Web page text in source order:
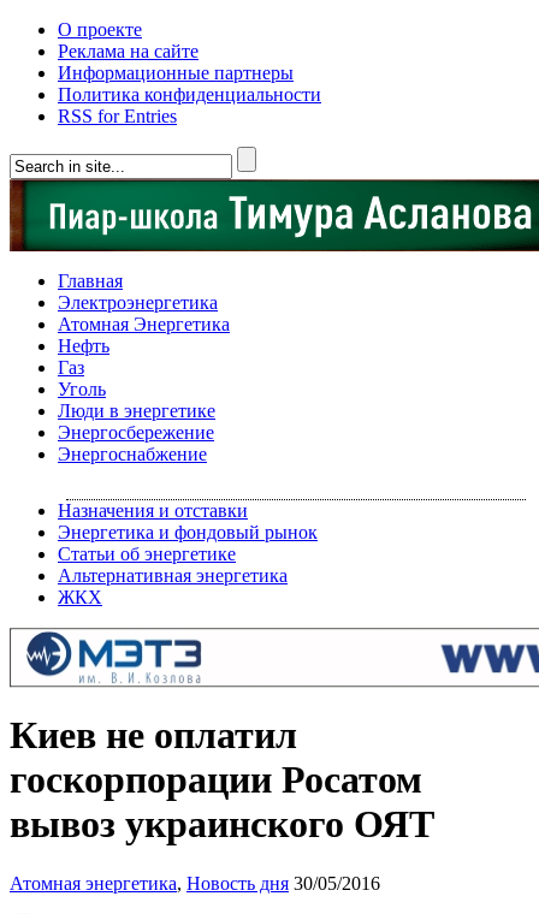
О проекте
Реклама на сайте
Информационные партнеры
Политика конфиденциальности
RSS for Entries
Главная
Электроэнергетика
Атомная Энергетика
Нефть
Газ
Уголь
Люди в энергетике
Энергосбережение
Энергоснабжение
Назначения и отставки
Энергетика и фондовый рынок
Статьи об энергетике
Альтернативная энергетика
ЖКХ
Киев не оплатил
госкорпорации Росатом
вывоз украинского ОЯТ
Атомная энергетика, Новость дня 30/05/2016